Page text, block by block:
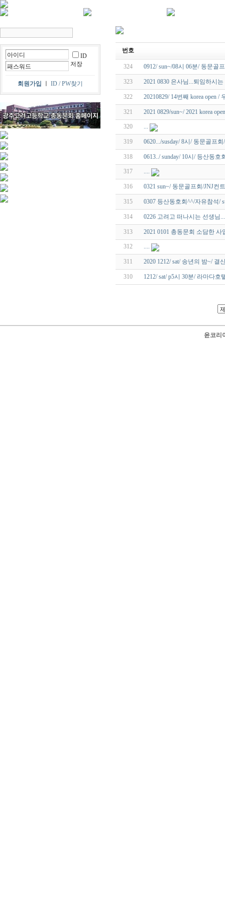
ID
저장
회원가입 ID / PW찾기
번호
324 0912/ sun~/08시 06분/ 동문골
323 2021 0830 은사님...퇴임하시
322 20210829/ 14번째 korea open /
321 2021 0829/sun~/ 2021 korea
320 ...
319 0620.../susday/ 8시/ 동문골프
318 0613../ sunday/ 10시/ 등산동
317 ....
316 0321 sun~/ 동문골프회/JNJ컨
315 0307 등산동호회^^/자유참석/
314 0226 고려고 떠나시는 선생님
313 2021 0101 총동문회 소담한 사
312 ....
311 2020 1212/ sat/ 송년의 밤~/ 결
310 1212/ sat/ p5시 30분/ 라마다호
윤코리